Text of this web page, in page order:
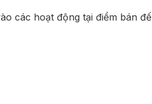
các hoạt động tại điểm bán